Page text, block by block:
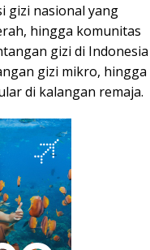
gizi nasional yang
hingga komunitas
gizi di Indonesia
gizi mikro, hingga
di kalangan remaja.